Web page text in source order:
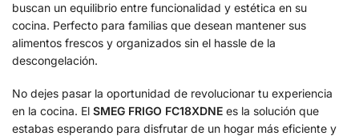
buscan un equilibrio entre funcionalidad y estética en su
cocina. Perfecto para familias que desean mantener sus
alimentos frescos y organizados sin el hassle de la
descongelación.
No dejes pasar la oportunidad de revolucionar tu experiencia
en la cocina. El SMEG FRIGO FC18XDNE es la solución que
estabas esperando para disfrutar de un hogar más eficiente y